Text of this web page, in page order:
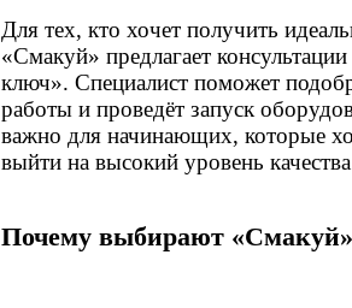
Для тех, кто хочет получить
«Смакуй» предлагает
ключ». Специалист поможет
работы и проведёт запуск
важно для начинающих, которые
выйти на высокий уровень
Почему выбирают «Смакуй»